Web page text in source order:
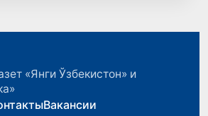
«Янги Ўзбекистон» и
Вакансии